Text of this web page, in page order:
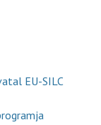
EU-SILC